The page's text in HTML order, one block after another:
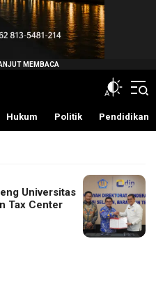
Hukum Politik Pendidikan
Universitas
Tax Center